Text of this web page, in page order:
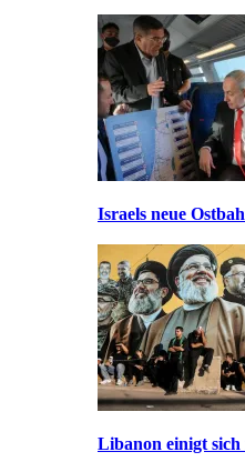
Israels neue
Libanon einigt